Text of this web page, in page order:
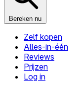
Bereken nu
Zelf kopen
Alles-in-één
Reviews
Prijzen
Log in